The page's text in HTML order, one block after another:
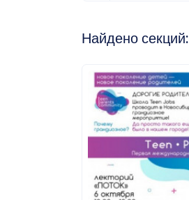
Найдено секций: